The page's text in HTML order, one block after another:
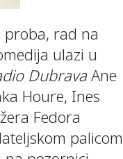
proba, rad na
ulazi u
DubravaAne
Houre, Ines
Fedora
palicom